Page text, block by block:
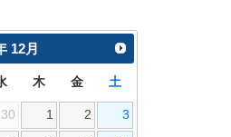
12月
木 金 土
30 1 2 3